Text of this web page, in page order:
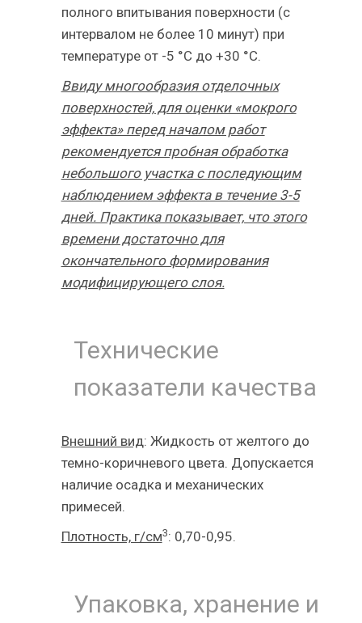
полного впитывания поверхности (с
интервалом не более 10 минут) при
температуре от -5 °С до +30 °С.
Ввиду многообразия отделочных
поверхностей, для оценки «мокрого
эффекта» перед началом работ
рекомендуется пробная обработка
небольшого участка с последующим
наблюдением эффекта в течение 3-5
дней. Практика показывает, что этого
времени достаточно для
окончательного формирования
модифицирующего слоя.
Технические
показатели качества
Внешний вид: Жидкость от желтого до
темно-коричневого цвета. Допускается
наличие осадка и механических
примесей.
Плотность, г/см3: 0,70-0,95.
Упаковка, хранение и